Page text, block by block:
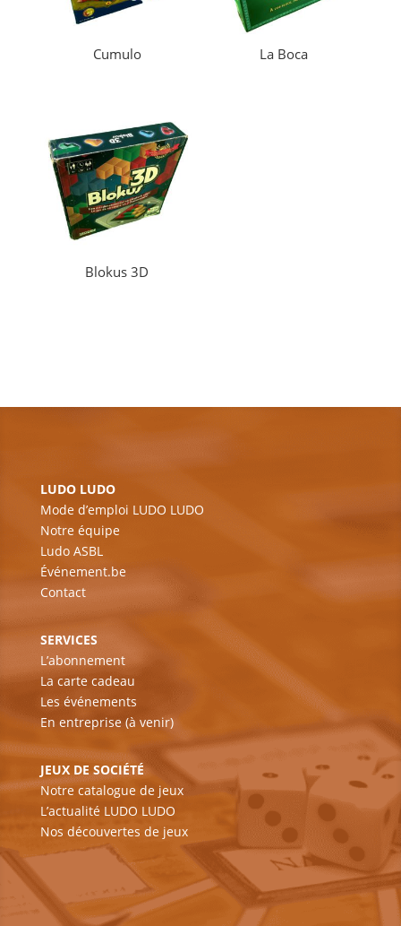
Cumulo La Boca
Blokus 3D
LUDO LUDO
Mode d’emploi LUDO LUDO
Notre équipe
Ludo ASBL
Événement.be
Contact
SERVICES
L’abonnement
La carte cadeau
Les événements
En entreprise (à venir)
JEUX DE SOCIÉTÉ
Notre catalogue de jeux
L’actualité LUDO LUDO
Nos découvertes de jeux